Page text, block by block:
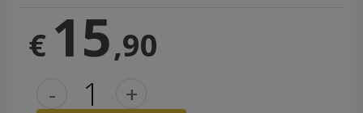
€ 15,90
- +